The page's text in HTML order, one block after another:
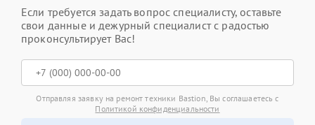
Если требуется задать вопрос специалисту, оставьте
свои данные и дежурный специалист с радостью
проконсультирует Вас!
Отправляя заявку на ремонт техники Bastion, Вы соглашаетесь с
Политикой конфиденциальности